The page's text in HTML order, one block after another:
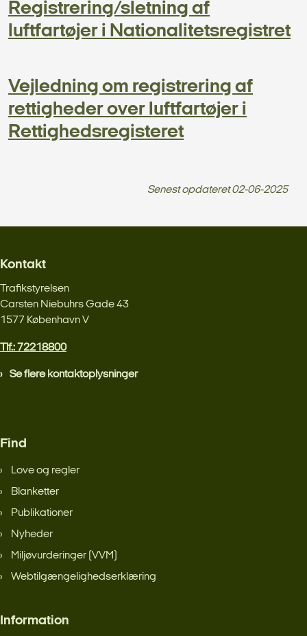
Registrering/sletning af
luftfartøjer i Nationalitetsregistret
Vejledning om registrering af
rettigheder over luftfartøjer i
Rettighedsregisteret
Senest opdateret02-06-2025
Kontakt
Trafikstyrelsen
Carsten Niebuhrs Gade 43
1577 København V
Tlf.: 72218800
Se flere kontaktoplysninger
Find
Love og regler
Blanketter
Publikationer
Nyheder
Miljøvurderinger (VVM)
Webtilgængelighedserklæring
Information